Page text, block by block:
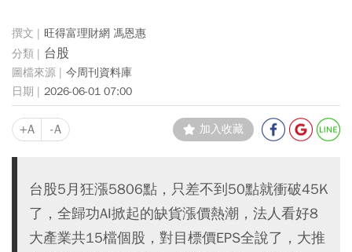
旺得富理財網 馮恩惠
台股
今周刊資料庫
2026-06-01 07:00
+A -A 加入收藏
台股5月狂漲5806點，只差不到50點就衝破45K
了，全歸功AI掀起的缺貨漲價熱潮，法人看好8
大產業共15檔個股，對目標價EPS全說了，大推